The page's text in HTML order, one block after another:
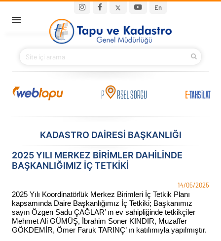
En
Main navigation
BAKANIMIZ
KURUMSAL
İLETIŞIM
S.S.S.
KADASTRO DAİRESİ BAŞKANLIĞI
2025 YILI MERKEZ BİRİMLER DAHİLİNDE
BAŞKANLIĞIMIZ İÇ TETKİKİ
14/05/2025
2025 Yılı Koordinatörlük Merkez Birimleri İç Tetkik Planı
kapsamında Daire Başkanlığımız İç Tetkiki; Başkanımız
sayın Özgen Sadu ÇAĞLAR’ ın ev sahipliğinde tetkikçiler
Mehmet Ali GÜMÜŞ, İbrahim Soner KINDIR, Muzaffer
GÖKDEMİR, Ömer Faruk TARINÇ’ ın katılımıyla yapılmıştır.